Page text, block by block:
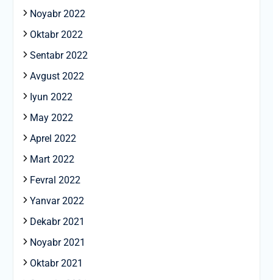
Noyabr 2022
Oktabr 2022
Sentabr 2022
Avgust 2022
Iyun 2022
May 2022
Aprel 2022
Mart 2022
Fevral 2022
Yanvar 2022
Dekabr 2021
Noyabr 2021
Oktabr 2021